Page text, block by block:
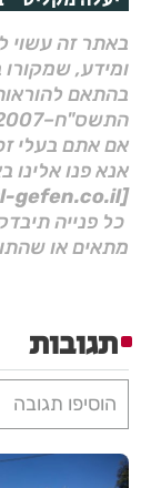
באתר זה עשוי
ומידע,
התשס"ח–2007.
אם אתם בעלי
אנא פנו אלינו
[Manager@gal-gefen.co.il]
כל פנייה
מתאים או
תגובות
הוסיפו תגובה